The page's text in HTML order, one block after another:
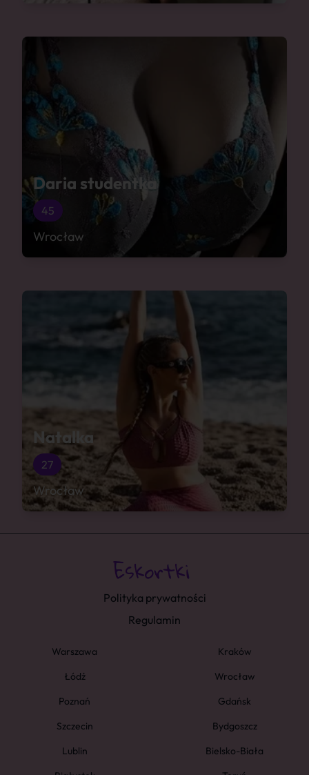
Daria studentka
45
Wrocław
Natalka
27
Wrocław
Polityka prywatności
Regulamin
Warszawa
Kraków
Łódź
Wrocław
Poznań
Gdańsk
Szczecin
Bydgoszcz
Lublin
Bielsko-Biała